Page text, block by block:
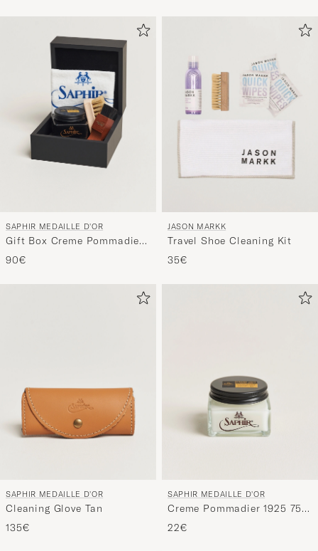
SAPHIR MEDAILLE D'OR
Gift Box Creme Pommadier
Black & Brush
90€
JASON MARKK
Travel Shoe Cleaning Kit
35€
SAPHIR MEDAILLE D'OR
Cleaning Glove Tan
135€
SAPHIR MEDAILLE D'OR
Creme Pommadier 1925 75
ml Neutral
22€